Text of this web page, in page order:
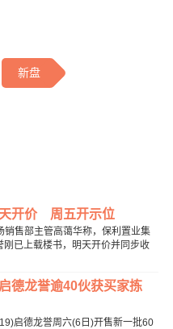
新盘
开价 周五开示位
销售部主管高蔼华称，保利置业集
刚已上载楼书，明天开价并同步收
德龙誉逾40伙获买家拣
启德龙誉周六(6日)开售新一批60